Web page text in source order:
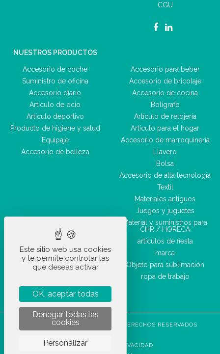
CGU
NUESTROS PRODUCTOS
Accesorio de coche
Suministro de oficina
Accesorio diario
Artículo de ocio
Artículo deportivo
Producto de higiene y salud
Equipaje
Accesorio de belleza
Accesorio para beber
Accesorio de bricolaje
Accesorio de cocina
Bolígrafo
Artículo de relojería
Artículo para el hogar
Accesorio de marroquinería
Llavero
Bolsa
Accesorio de alta tecnología
Textil
Materiales antiguos
Juegos y juguetes
Material y suministros para
CHR / HORECA
artículos de fiesta
marca
Objeto para sublimación
ropa de trabajo
STOCKETIK © 2023 - TODOS LOS DERECHOS RESERVADOS
POLÍTICA DE PRIVACIDAD
Este sitio web usa cookies
y te permite controlar las
que deseas activar
OK, aceptar todas
Denegar todas las
cookies
Personalizar